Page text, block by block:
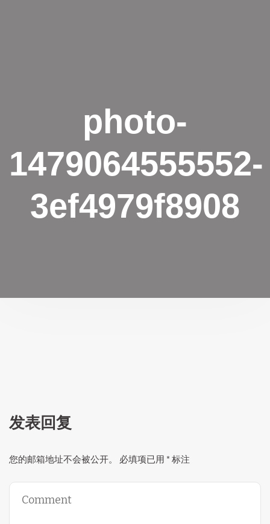
photo-
1479064555552-
3ef4979f8908
发表回复
您的邮箱地址不会被公开。 必填项已用 * 标注